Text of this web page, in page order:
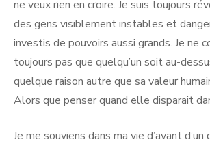
ne veux rien en croire. Je suis toujours
des gens visiblement instables et
investis de pouvoirs aussi grands. Je ne
toujours pas que quelqu’un soit au-
quelque raison autre que sa valeur
Alors que penser quand elle disparait
Je me souviens dans ma vie d’avant d’un